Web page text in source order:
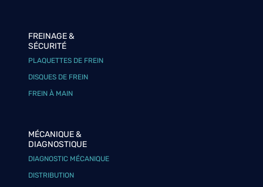
FREINAGE &
SÉCURITÉ
PLAQUETTES DE FREIN
DISQUES DE FREIN
FREIN À MAIN
MÉCANIQUE &
DIAGNOSTIQUE
DIAGNOSTIC MÉCANIQUE
DISTRIBUTION